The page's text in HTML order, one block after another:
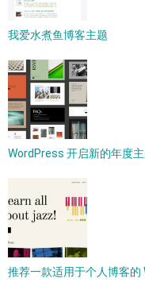
我爱水煮鱼博客主题
WordPress 开启新的年度
推荐一款适用于个人博客